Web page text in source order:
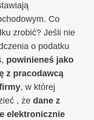
Co
zrobić? Jeśli nie
o podatku
powinieneś jako
z pracodawcą
, w której
, że dane z
elektronicznie